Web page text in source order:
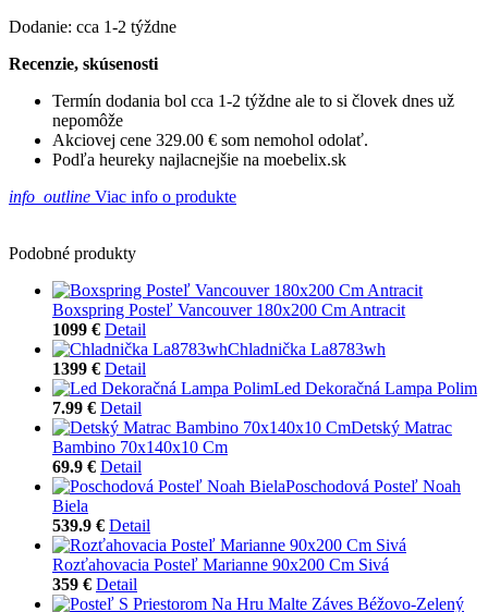
Dodanie: cca 1-2 týždne
Recenzie, skúsenosti
Termín dodania bol cca 1-2 týždne ale to si človek dnes už
nepomôže
Akciovej cene 329.00 € som nemohol odolať.
Podľa heureky najlacnejšie na moebelix.sk
info_outline Viac info o produkte
Podobné produkty
Boxspring Posteľ Vancouver 180x200 Cm Antracit
1099 € Detail
Chladnička La8783wh
1399 € Detail
Led Dekoračná Lampa Polim
7.99 € Detail
Detský Matrac
Bambino 70x140x10 Cm
69.9 € Detail
Poschodová Posteľ Noah
Biela
539.9 € Detail
Rozťahovacia Posteľ Marianne 90x200 Cm Sivá
359 € Detail